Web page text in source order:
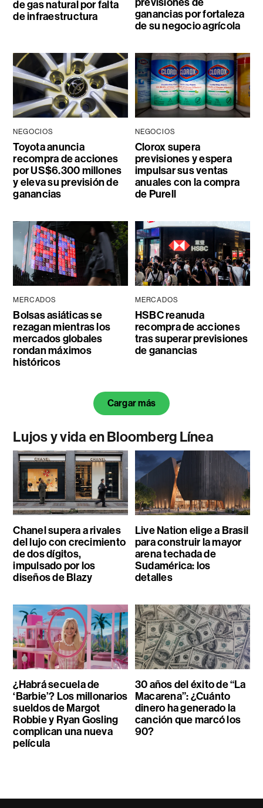
de gas natural por falta
de infraestructura
ganancias por fortaleza
de su negocio agrícola
NEGOCIOS
Toyota anuncia
recompra de acciones
por US$6.300 millones
y eleva su previsión de
ganancias
NEGOCIOS
Clorox supera
previsiones y espera
impulsar sus ventas
anuales con la compra
de Purell
MERCADOS
Bolsas asiáticas se
rezagan mientras los
mercados globales
rondan máximos
históricos
MERCADOS
HSBC reanuda
recompra de acciones
tras superar previsiones
de ganancias
Cargar más
Lujos y vida en Bloomberg Línea
Chanel supera a rivales
del lujo con crecimiento
de dos dígitos,
impulsado por los
diseños de Blazy
Live Nation elige a Brasil
para construir la mayor
arena techada de
Sudamérica: los
detalles
¿Habrá secuela de
‘Barbie’? Los millonarios
sueldos de Margot
Robbie y Ryan Gosling
complican una nueva
película
30 años del éxito de “La
Macarena”: ¿Cuánto
dinero ha generado la
canción que marcó los
90?